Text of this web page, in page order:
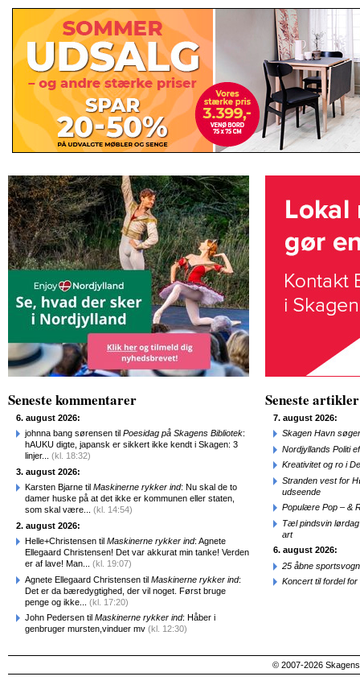
Seneste kommentarer
6. august 2026:
johnna bang sørensen til Poesidag på Skagens Bibliotek:
hAUKU digte, japansk er sikkert ikke kendt i Skagen: 3
linjer... (kl. 18:32)
3. august 2026:
Karsten Bjarne til Maskinerne rykker ind: Nu skal de to
damer huske på at det ikke er kommunen eller staten,
som skal være... (kl. 14:54)
2. august 2026:
Helle+Christensen til Maskinerne rykker ind: Agnete
Ellegaard Christensen! Det var akkurat min tanke! Verden
er af lave! Man... (kl. 19:07)
Agnete Ellegaard Christensen til Maskinerne rykker ind:
Det er da bæredygtighed, der vil noget. Først bruge
penge og ikke... (kl. 17:20)
John Pedersen til Maskinerne rykker ind: Håber i
genbruger mursten,vinduer mv (kl. 12:30)
Seneste artikler
7. august 2026:
Skagen Havn
Nordjyllands Politi
Kreativitet og ro i
Stranden vest for
udseende
Populære Pop – &
Tæl pindsvin
art
6. august 2026:
25 åbne
Koncert til fordel
© 2007-2026